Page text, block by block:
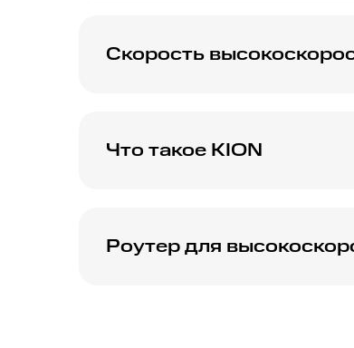
Скорость
Что такое KION
Роутер для